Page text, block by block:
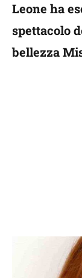
Leone ha
spettacolo
bellezza